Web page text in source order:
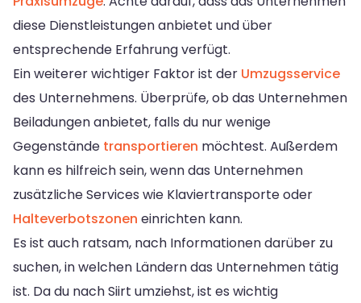
diese Dienstleistungen anbietet und über
entsprechende Erfahrung verfügt.
Ein weiterer wichtiger Faktor ist der Umzugsservice
des Unternehmens. Überprüfe, ob das Unternehmen
Beiladungen anbietet, falls du nur wenige
Gegenstände transportieren möchtest. Außerdem
kann es hilfreich sein, wenn das Unternehmen
zusätzliche Services wie Klaviertransporte oder
Halteverbotszonen einrichten kann.
Es ist auch ratsam, nach Informationen darüber zu
suchen, in welchen Ländern das Unternehmen tätig
ist. Da du nach Siirt umziehst, ist es wichtig